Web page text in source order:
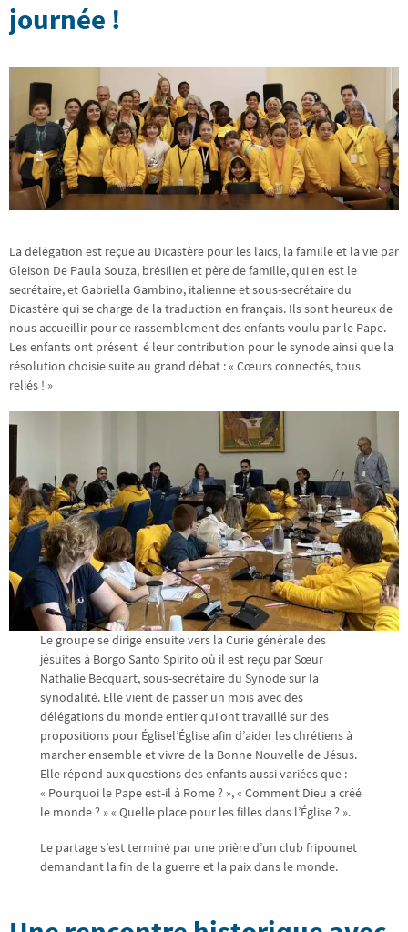
journée !
La délégation est reçue au Dicastère pour les laïcs, la famille et la vie par
Gleison De Paula Souza, brésilien et père de famille, qui en est le
secrétaire, et Gabriella Gambino, italienne et sous-secrétaire du
Dicastère qui se charge de la traduction en français. Ils sont heureux de
nous accueillir pour ce rassemblement des enfants voulu par le Pape.
Les enfants ont présent é leur contribution pour le synode ainsi que la
résolution choisie suite au grand débat : « Cœurs connectés, tous
reliés ! »
Le groupe se dirige ensuite vers la Curie générale des
jésuites à Borgo Santo Spirito où il est reçu par Sœur
Nathalie Becquart, sous-secrétaire du Synode sur la
synodalité. Elle vient de passer un mois avec des
délégations du monde entier qui ont travaillé sur des
propositions pour Églisel’Église afin d’aider les chrétiens à
marcher ensemble et vivre de la Bonne Nouvelle de Jésus.
Elle répond aux questions des enfants aussi variées que :
« Pourquoi le Pape est-il à Rome ? », « Comment Dieu a créé
le monde ? » « Quelle place pour les filles dans l’Église ? ».
Le partage s’est terminé par une prière d’un club fripounet
demandant la fin de la guerre et la paix dans le monde.